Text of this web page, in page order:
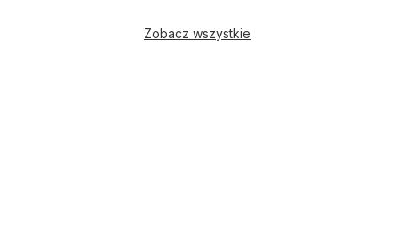
Zobacz wszystkie